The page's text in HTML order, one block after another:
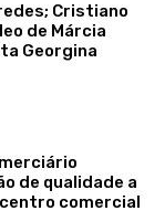
Cristiano
de Márcia
Georgina
de qualidade a
comercial